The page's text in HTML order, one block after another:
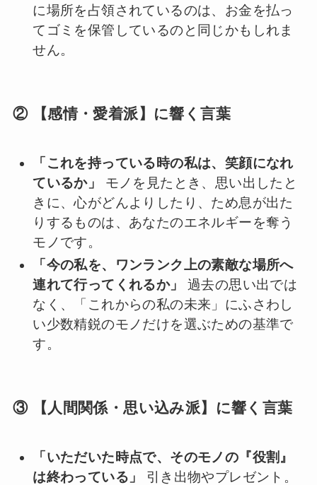
に場所を占領されているのは、お金を払っ
てゴミを保管しているのと同じかもしれま
せん。
② 【感情・愛着派】に響く言葉
「これを持っている時の私は、笑顔になれ
ているか」
モノを見たとき、思い出したと
きに、心がどんよりしたり、ため息が出た
りするものは、あなたのエネルギーを奪う
モノです。
「今の私を、ワンランク上の素敵な場所へ
連れて行ってくれるか」
過去の思い出では
なく、「これからの私の未来」にふさわし
い少数精鋭のモノだけを選ぶための基準で
す。
③ 【人間関係・思い込み派】に響く言葉
「いただいた時点で、そのモノの『役割』
は終わっている」
引き出物やプレゼント。